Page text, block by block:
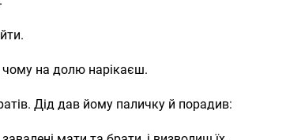
чому на долю нарікаєш.
Дід дав йому паличку й порадив: